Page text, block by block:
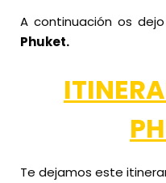
A continuación os
Phuket.
Te dejamos este